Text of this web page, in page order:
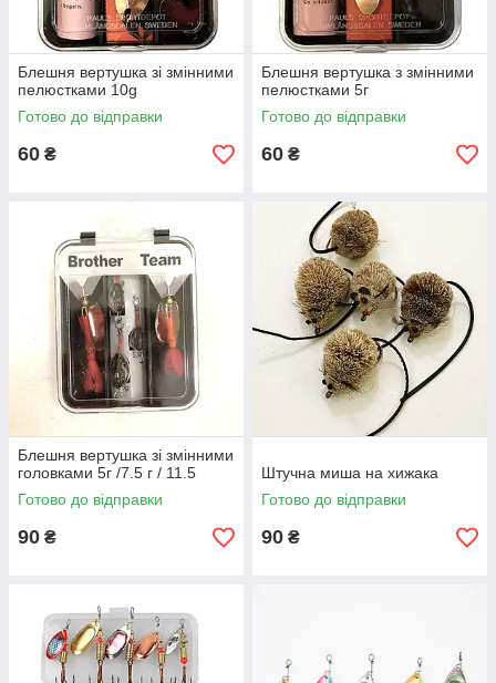
Блешня вертушка зі змінними
пелюстками 10g
Готово до відправки
60 ₴
Блешня вертушка з змінними
пелюстками 5г
Готово до відправки
60 ₴
Блешня вертушка зі змінними
головками 5г /7.5 г / 11.5
Готово до відправки
90 ₴
Штучна миша на хижака
Готово до відправки
90 ₴